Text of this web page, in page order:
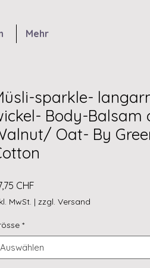
Mehr
sparkle-
Body-Balsam
Oat- By
CHF
MwSt. | zzgl. Versand
*
Auswählen